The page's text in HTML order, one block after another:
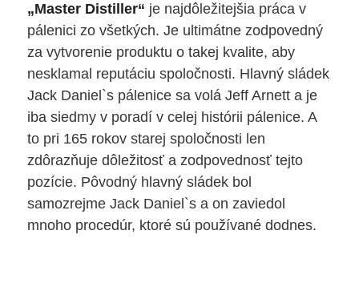
„Master Distiller“ je najdôležitejšia práca v
pálenici zo všetkých. Je ultimátne zodpovedný
za vytvorenie produktu o takej kvalite, aby
nesklamal reputáciu spoločnosti. Hlavný sládek
Jack Daniel`s pálenice sa volá Jeff Arnett a je
iba siedmy v poradí v celej histórii pálenice. A
to pri 165 rokov starej spoločnosti len
zdôrazňuje dôležitosť a zodpovednosť tejto
pozície. Pôvodný hlavný sládek bol
samozrejme Jack Daniel`s a on zaviedol
mnoho procedúr, ktoré sú používané dodnes.